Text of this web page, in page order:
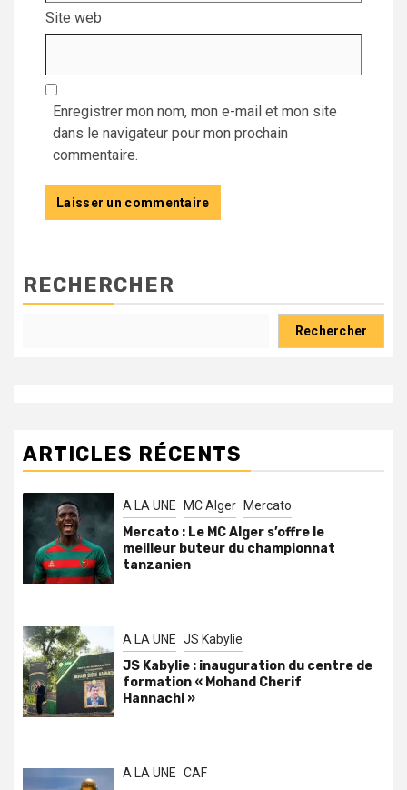
Site web
Enregistrer mon nom, mon e-mail et mon site
dans le navigateur pour mon prochain
commentaire.
RECHERCHER
Rechercher
ARTICLES RÉCENTS
A LA UNE MC Alger Mercato
Mercato : Le MC Alger s’offre le
meilleur buteur du championnat
tanzanien
A LA UNE JS Kabylie
JS Kabylie : inauguration du centre de
formation « Mohand Cherif
Hannachi »
A LA UNE CAF